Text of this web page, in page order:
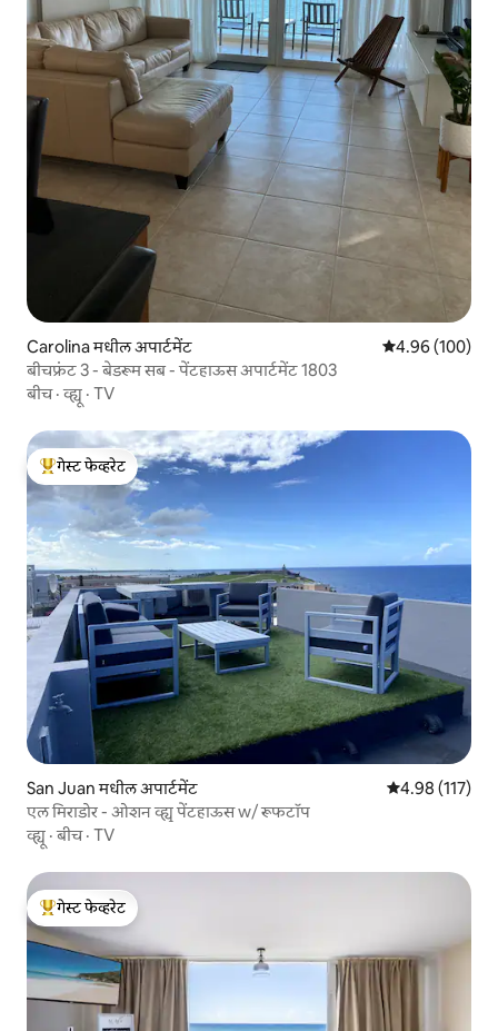
Carolina मधील अपार्टमेंट 5 पैकी 4.96
4.96 (100)
बीचफ्रंट 3 - बेडरूम सब - पेंटहाऊस अपार्टमेंट 1803
बीच·व्ह्यू · TV
टॉप गेस्ट फेव्हरेट
गेस्ट फेव्हरेट
San Juan मधील अपार्टमेंट 5 पैकी 4.98
4.98 (117)
एल मिराडोर - ओशन व्ह्यू पेंटहाऊस w/ रूफटॉप
व्ह्यू ·बीच· TV
टॉप गेस्ट फेव्हरेट
गेस्ट फेव्हरेट